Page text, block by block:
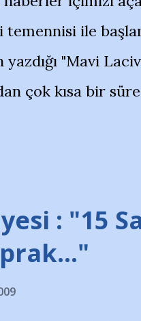
temennisi ile
yazdığı "Mavi
çok kısa bir
taraftarın
ve ürünlerini
protesto eylemiyle
açıklama yapan
: "15